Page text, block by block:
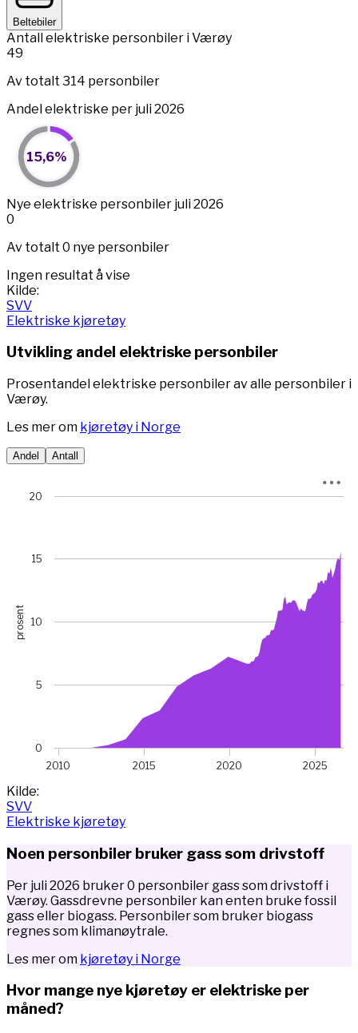
Beltebiler
Antall elektriske personbiler i Værøy
49
Av totalt 314 personbiler
Andel elektriske per juli 2026
15,6%
Pie chart with 2 slices.
View as data table, 15,6%
15,6%
End of interactive chart.
Nye elektriske personbiler juli 2026
0
Av totalt 0 nye personbiler
Ingen resultat å vise
Kilde:
SVV
Elektriske kjøretøy
Utvikling andel elektriske personbiler
Prosentandel elektriske personbiler av alle personbiler i
Værøy.
Les mer om kjøretøy i Norge
Andel Antall
The chart has 1 X axis displaying Time. Data ranges from
The chart has 1 Y axis displaying prosent. Data ranges
prosent
2010 2015 2020 2025
0
5
10
15
20
End of interactive chart.
Kilde:
SVV
Elektriske kjøretøy
Noen personbiler bruker gass som drivstoff
Per juli 2026 bruker 0 personbiler gass som drivstoff i
Værøy. Gassdrevne personbiler kan enten bruke fossil
gass eller biogass. Personbiler som bruker biogass
regnes som klimanøytrale.
Les mer om kjøretøy i Norge
Hvor mange nye kjøretøy er elektriske per
måned?